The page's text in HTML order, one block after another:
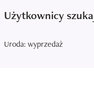
Użytkownicy
Uroda: wyprzedaż